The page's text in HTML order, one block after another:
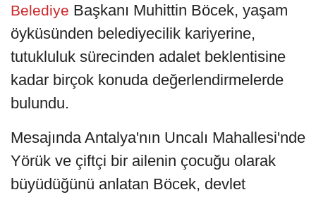
Belediye Başkanı Muhittin Böcek, yaşam
öyküsünden belediyecilik kariyerine,
tutukluluk sürecinden adalet beklentisine
kadar birçok konuda değerlendirmelerde
bulundu.
Mesajında Antalya'nın Uncalı Mahallesi'nde
Yörük ve çiftçi bir ailenin çocuğu olarak
büyüdüğünü anlatan Böcek, devlet